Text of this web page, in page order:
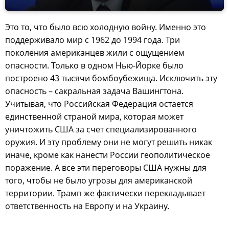
Это то, что было всю холодную войну. Именно это
поддерживало мир с 1962 до 1994 года. Три
поколения американцев жили с ощущением
опасности. Только в одном Нью-Йорке было
построено 43 тысячи бомбоубежища. Исключить эту
опасность – сакральная задача Вашингтона.
Учитывая, что Российская Федерация остается
единственной страной мира, которая может
уничтожить США за счет специализированного
оружия. И эту проблему они не могут решить никак
иначе, кроме как нанести России геополитическое
поражение. А все эти переговоры США нужны для
того, чтобы не было угрозы для американской
территории. Трамп же фактически перекладывает
ответственность на Европу и на Украину.